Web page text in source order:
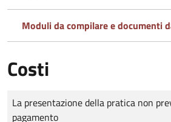
Moduli da compilare e documenti
Costi
Tipo di pagamento
Importo
La presentazione della pratica non
pagamento